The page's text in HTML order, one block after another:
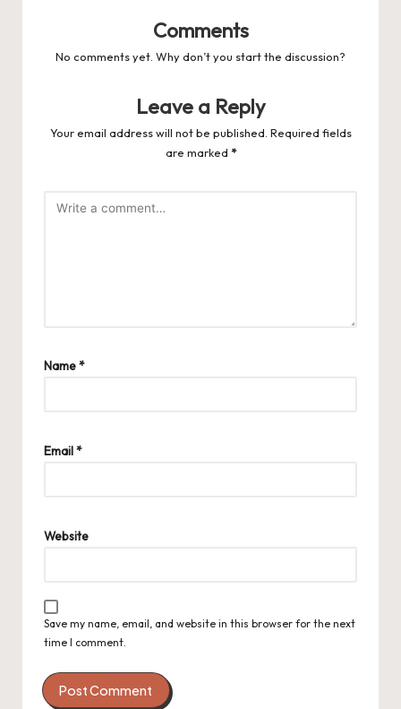
Comments
No comments yet. Why don’t you start the discussion?
Leave a Reply
Your email address will not be published. Required fields
are marked *
Name*
Email*
Website
Save my name, email, and website in this browser for the next
time I comment.